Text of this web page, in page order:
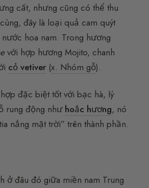
cất, nhưng cũng có thể thu
đây là loại quả cam quýt
hoa nam. Trong hương
với hợp hương Mojito, chanh
cỏ vetiver (x. Nhóm gỗ).
đặc biệt tốt với bạc hà, lý
rung động như hoắc hương, nó
nắng mặt trời” trên thành phần.
ở đâu đó giữa miền nam Trung